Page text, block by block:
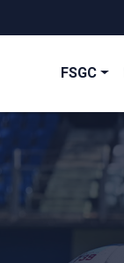
FSGC